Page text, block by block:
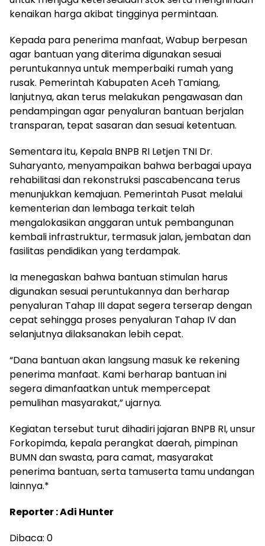
kenaikan harga akibat tingginya permintaan.
Kepada para penerima manfaat, Wabup berpesan
agar bantuan yang diterima digunakan sesuai
peruntukannya untuk memperbaiki rumah yang
rusak. Pemerintah Kabupaten Aceh Tamiang,
lanjutnya, akan terus melakukan pengawasan dan
pendampingan agar penyaluran bantuan berjalan
transparan, tepat sasaran dan sesuai ketentuan.
Sementara itu, Kepala BNPB RI Letjen TNI Dr.
Suharyanto, menyampaikan bahwa berbagai upaya
rehabilitasi dan rekonstruksi pascabencana terus
menunjukkan kemajuan. Pemerintah Pusat melalui
kementerian dan lembaga terkait telah
mengalokasikan anggaran untuk pembangunan
kembali infrastruktur, termasuk jalan, jembatan dan
fasilitas pendidikan yang terdampak.
Ia menegaskan bahwa bantuan stimulan harus
digunakan sesuai peruntukannya dan berharap
penyaluran Tahap III dapat segera terserap dengan
cepat sehingga proses penyaluran Tahap IV dan
selanjutnya dilaksanakan lebih cepat.
“Dana bantuan akan langsung masuk ke rekening
penerima manfaat. Kami berharap bantuan ini
segera dimanfaatkan untuk mempercepat
pemulihan masyarakat,” ujarnya.
Kegiatan tersebut turut dihadiri jajaran BNPB RI, unsur
Forkopimda, kepala perangkat daerah, pimpinan
BUMN dan swasta, para camat, masyarakat
penerima bantuan, serta tamuserta tamu undangan
lainnya.*
Reporter : Adi Hunter
Dibaca: 0